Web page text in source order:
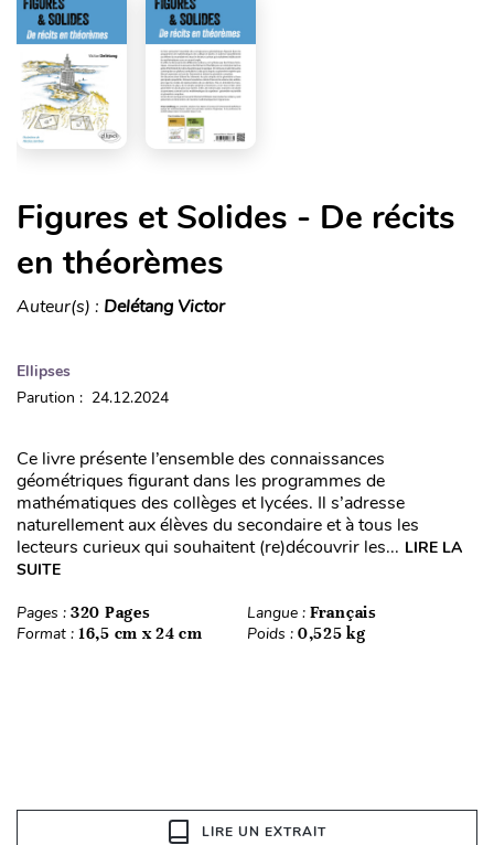
Figures et Solides - De récits
en théorèmes
Auteur(s) : Delétang Victor
Ellipses
Parution : 24.12.2024
Ce livre présente l’ensemble des connaissances
géométriques figurant dans les programmes de
mathématiques des collèges et lycées. Il s’adresse
naturellement aux élèves du secondaire et à tous les
lecteurs curieux qui souhaitent (re)découvrir les... LIRE LA
SUITE
Pages : 320 Pages Langue : Français
Format : 16,5 cm x 24 cm Poids : 0,525 kg
LIRE UN EXTRAIT